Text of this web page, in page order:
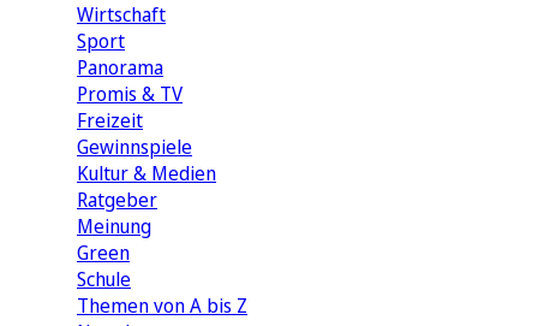
Wirtschaft
Sport
Panorama
Promis & TV
Freizeit
Gewinnspiele
Kultur & Medien
Ratgeber
Meinung
Green
Schule
Themen von A bis Z